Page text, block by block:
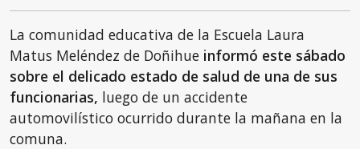
La comunidad educativa de la Escuela Laura
Matus Meléndez de Doñihue informó este sábado
sobre el delicado estado de salud de una de sus
funcionarias, luego de un accidente
automovilístico ocurrido durante la mañana en la
comuna.